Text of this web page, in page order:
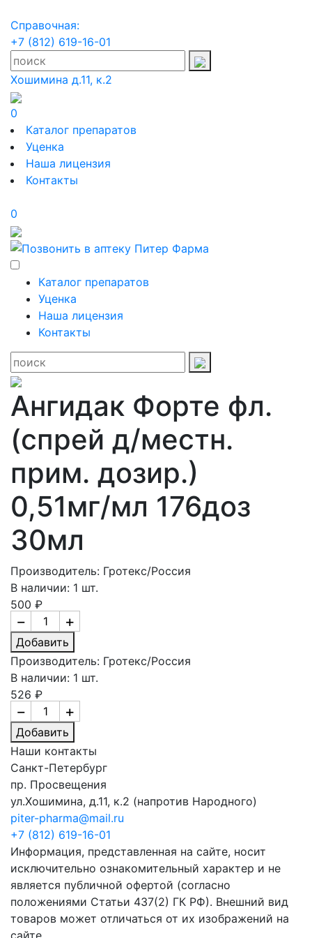
Справочная:
+7 (812) 619-16-01
Хошимина д.11, к.2
0
Каталог препаратов
Уценка
Наша лицензия
Контакты
0
Каталог препаратов
Уценка
Наша лицензия
Контакты
Ангидак Форте фл.
(спрей д/местн.
прим. дозир.)
0,51мг/мл 176доз
30мл
Производитель: Гротекс/Россия
В наличии: 1 шт.
500 ₽
+
−
Добавить
Производитель: Гротекс/Россия
В наличии: 1 шт.
526 ₽
+
−
Добавить
Наши контакты
Санкт-Петербург
пр. Просвещения
ул.Хошимина, д.11, к.2 (напротив Народного)
piter-pharma@mail.ru
+7 (812) 619-16-01
Информация, представленная на сайте, носит
исключительно ознакомительный характер и не
является публичной офертой (согласно
положениями Статьи 437(2) ГК РФ). Внешний вид
товаров может отличаться от их изображений на
сайте.